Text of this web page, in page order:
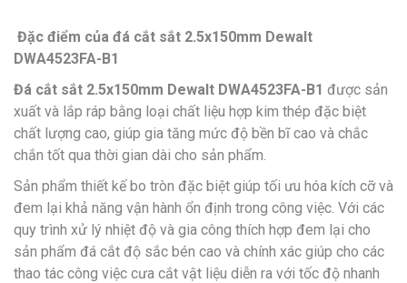
Đặc điểm của đá cắt sắt 2.5x150mm Dewalt
DWA4523FA-B1
Đá cắt sắt 2.5x150mm Dewalt DWA4523FA-B1 được sản
xuất và lắp ráp bằng loại chất liệu hợp kim thép đặc biệt
chất lượng cao, giúp gia tăng mức độ bền bĩ cao và chắc
chắn tốt qua thời gian dài cho sản phẩm.
Sản phẩm thiết kế bo tròn đặc biệt giúp tối ưu hóa kích cỡ và
đem lại khả năng vận hành ổn định trong công việc. Với các
quy trình xử lý nhiệt độ và gia công thích hợp đem lại cho
sản phẩm đá cắt độ sắc bén cao và chính xác giúp cho các
thao tác công việc cưa cắt vật liệu diễn ra với tốc độ nhanh